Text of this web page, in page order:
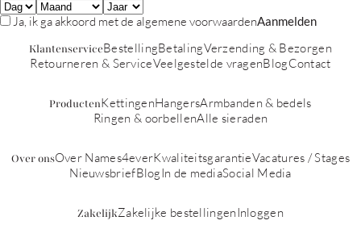
Ja, ik ga akkoord met de algemene voorwaardenAanmelden
KlantenserviceBestellingBetalingVerzending & Bezorgen
Retourneren & ServiceVeelgestelde vragenBlogContact
ProductenKettingenHangersArmbanden & bedels
Ringen & oorbellenAlle sieraden
Over onsOver Names4everKwaliteitsgarantieVacatures / Stages
NieuwsbriefBlogIn de mediaSocial Media
ZakelijkZakelijke bestellingenInloggen